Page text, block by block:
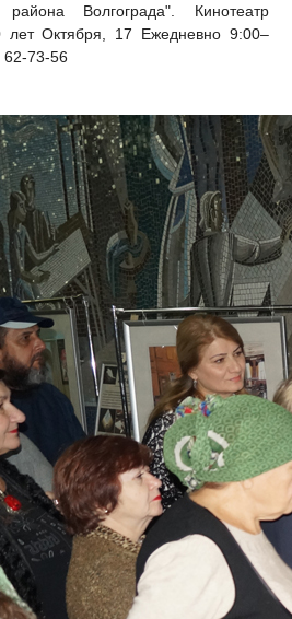
района Волгограда". Кинотеатр
лет Октября, 17 Ежедневно 9:00–
62-73-56